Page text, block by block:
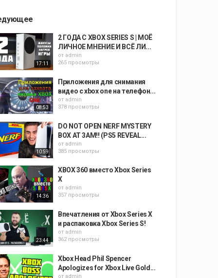
17:11
2 ГОДА С XBOX SERIES S | МОЁ
ЛИЧНОЕ МНЕНИЕ И ВСЁ ЛИ...
от admin
265 просмотры
08:53
Приложения для снимания
видео с xbox one на телефон...
от admin
378 просмотры
10:59
DO NOT OPEN NERF MYSTERY
BOX AT 3AM!! (PS5 REVEAL...
от admin
385 просмотры
14:36
XBOX 360 вместо Xbox Series
X
от admin
357 просмотры
23:44
Впечатления от Xbox Series X
и распаковка Xbox Series S!
от admin
362 просмотры
Xbox Head Phil Spencer
Apologizes for Xbox Live Gold...
от admin